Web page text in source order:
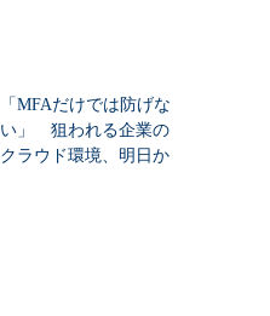
「MFAだけでは防げな
い」 狙われる企業の
クラウド環境、明日か